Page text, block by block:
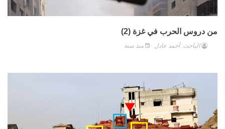
من دروس الحرب في غزة (2)
الباحث: أحمد عادل منذ سنة